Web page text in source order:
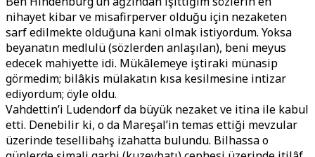
nihayet kibar ve misafirperver olduğu için nezaketen
sarf edilmekte olduğuna kani olmak istiyordum. Yoksa
beyanatın medlulü (sözlerden anlaşılan), beni meyus
edecek mahiyette idi. Mükâlemeye iştiraki münasip
görmedim; bilâkis mülakatın kısa kesilmesine intizar
ediyordum; öyle oldu.
Vahdettin’i Ludendorf da büyük nezaket ve itina ile kabul
etti. Denebilir ki, o da Mareşal’in temas ettiği mevzular
üzerinde tesellibahş izahatta bulundu. Bilhassa o